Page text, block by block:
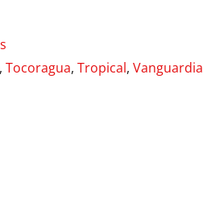
, Tocoragua, Tropical, Vanguardia